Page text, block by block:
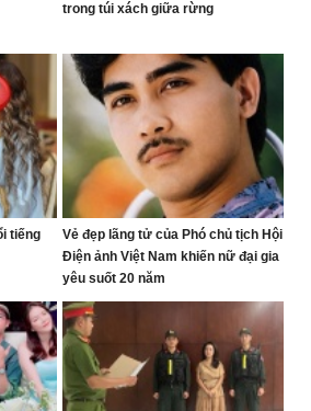
trong túi xách giữa rừng
tiếng
Vẻ đẹp lãng tử của Phó chủ tịch Hội
Điện ảnh Việt Nam khiến nữ đại gia
yêu suốt 20 năm